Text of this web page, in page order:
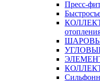
Пресс-